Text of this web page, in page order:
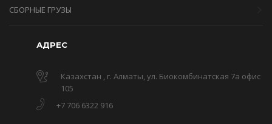
СБОРНЫЕ ГРУЗЫ
АДРЕС
Казахстан , г. Алматы, ул. Биокомбинатская 7а офис
105
+7 706 6322 916